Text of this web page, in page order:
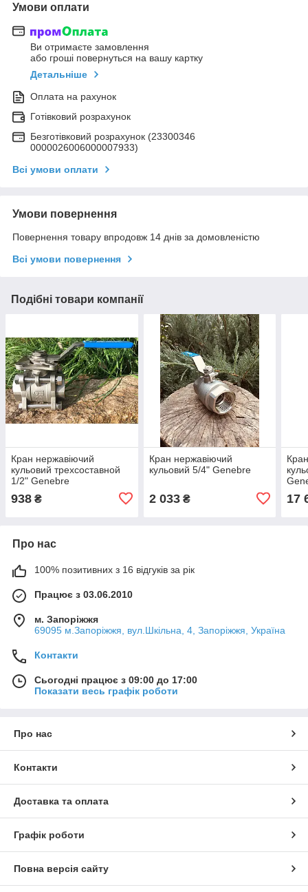
Умови оплати
Ви отримаєте замовлення
або гроші повернуться на вашу картку
Детальніше
Оплата на рахунок
Готівковий розрахунок
Безготівковий розрахунок (23300346
0000026006000007933)
Всі умови оплати
Умови повернення
Повернення товару впродовж 14 днів за домовленістю
Всі умови повернення
Подібні товари компанії
Кран нержавіючий
кульовий трехсоставной
1/2" Genebre
938 ₴
Кран нержавіючий
кульовий 5/4" Genebre
2 033₴ 17
Про нас
100% позитивних з 16 відгуків за рік
Працює з 03.06.2010
м. Запоріжжя
69095 м.Запоріжжя, вул.Шкільна, 4, Запоріжжя, Україна
Контакти
Сьогодні працює з 09:00 до 17:00
Показати весь графік роботи
Про нас
Контакти
Доставка та оплата
Графік роботи
Повна версія сайту